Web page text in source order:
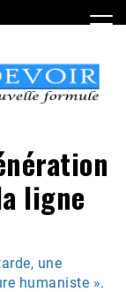
ligne
une
humaniste ».